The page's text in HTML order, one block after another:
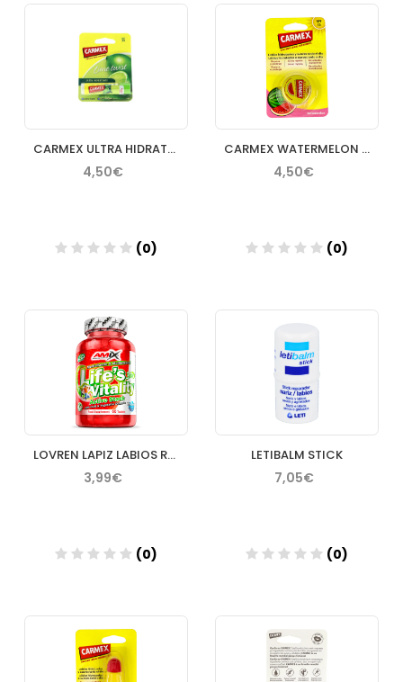
Añadir
CARMEX ULTRA HIDRATANTE BALSAMO LABIAL 4 STICK LIME TWIST
4,50€
(0)
Añadir
CARMEX WATERMELON SPF 15 1 TARRO 75 G
4,50€
(0)
LOVREN LAPIZ LABIOS ROJO INTENSO LP3
3,99€
(0)
Añadir
LETIBALM STICK
7,05€
(0)